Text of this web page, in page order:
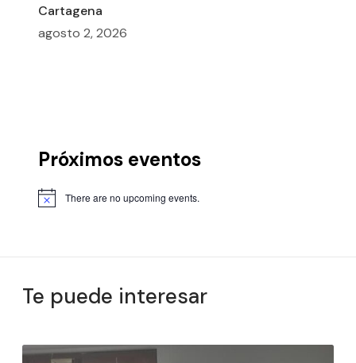
Cartagena
agosto 2, 2026
Próximos eventos
There are no upcoming events.
Te puede interesar